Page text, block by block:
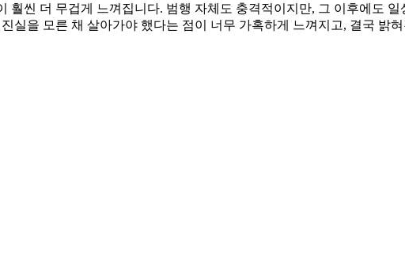
훨씬 더 무겁게 느껴집니다. 범행 자체도 충격적이지만, 그 이후에도
실을 모른 채 살아가야 했다는 점이 너무 가혹하게 느껴지고, 결국 밝